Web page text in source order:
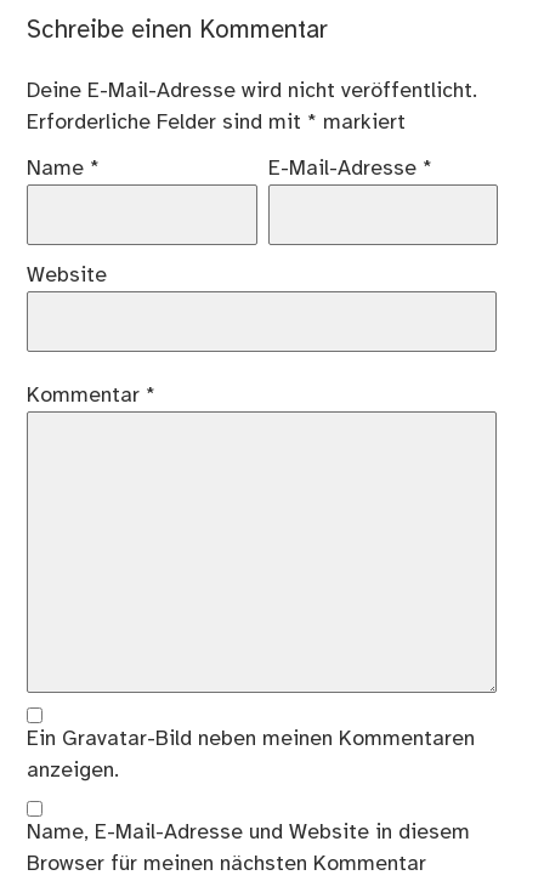
Schreibe einen Kommentar
Deine E-Mail-Adresse wird nicht veröffentlicht.
Erforderliche Felder sind mit * markiert
Name * E-Mail-Adresse *
Website
Kommentar *
Ein Gravatar-Bild neben meinen Kommentaren
anzeigen.
Name, E-Mail-Adresse und Website in diesem
Browser für meinen nächsten Kommentar